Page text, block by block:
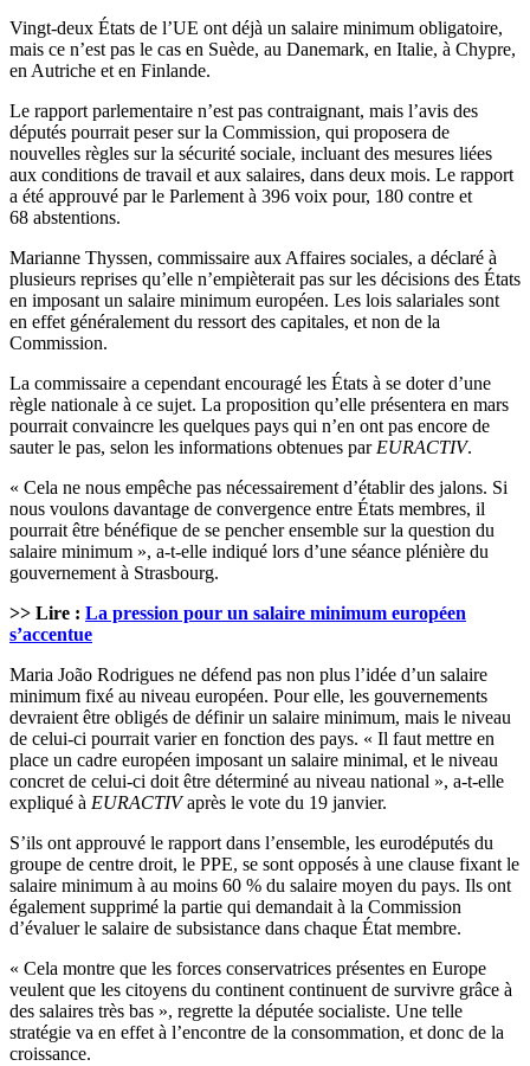
Vingt-deux États de l’UE ont déjà un salaire minimum obligatoire,
mais ce n’est pas le cas en Suède, au Danemark, en Italie, à Chypre,
en Autriche et en Finlande.
Le rapport parlementaire n’est pas contraignant, mais l’avis des
députés pourrait peser sur la Commission, qui proposera de
nouvelles règles sur la sécurité sociale, incluant des mesures liées
aux conditions de travail et aux salaires, dans deux mois. Le rapport
a été approuvé par le Parlement à 396 voix pour, 180 contre et
68 abstentions.
Marianne Thyssen, commissaire aux Affaires sociales, a déclaré à
plusieurs reprises qu’elle n’empièterait pas sur les décisions des États
en imposant un salaire minimum européen. Les lois salariales sont
en effet généralement du ressort des capitales, et non de la
Commission.
La commissaire a cependant encouragé les États à se doter d’une
règle nationale à ce sujet. La proposition qu’elle présentera en mars
pourrait convaincre les quelques pays qui n’en ont pas encore de
sauter le pas, selon les informations obtenues par EURACTIV.
« Cela ne nous empêche pas nécessairement d’établir des jalons. Si
nous voulons davantage de convergence entre États membres, il
pourrait être bénéfique de se pencher ensemble sur la question du
salaire minimum », a-t-elle indiqué lors d’une séance plénière du
gouvernement à Strasbourg.
>> Lire : La pression pour un salaire minimum européen
s’accentue
Maria João Rodrigues ne défend pas non plus l’idée d’un salaire
minimum fixé au niveau européen. Pour elle, les gouvernements
devraient être obligés de définir un salaire minimum, mais le niveau
de celui-ci pourrait varier en fonction des pays. « Il faut mettre en
place un cadre européen imposant un salaire minimal, et le niveau
concret de celui-ci doit être déterminé au niveau national », a-t-elle
expliqué à EURACTIVaprès le vote du 19 janvier.
S’ils ont approuvé le rapport dans l’ensemble, les eurodéputés du
groupe de centre droit, le PPE, se sont opposés à une clause fixant le
salaire minimum à au moins 60 % du salaire moyen du pays. Ils ont
également supprimé la partie qui demandait à la Commission
d’évaluer le salaire de subsistance dans chaque État membre.
« Cela montre que les forces conservatrices présentes en Europe
veulent que les citoyens du continent continuent de survivre grâce à
des salaires très bas », regrette la députée socialiste. Une telle
stratégie va en effet à l’encontre de la consommation, et donc de la
croissance.